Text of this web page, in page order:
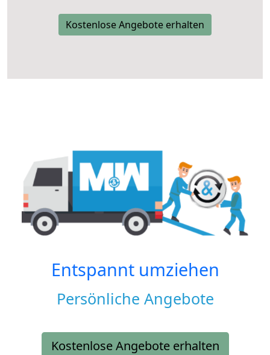
Kostenlose Angebote erhalten
Entspannt umziehen
Persönliche Angebote
Kostenlose Angebote erhalten